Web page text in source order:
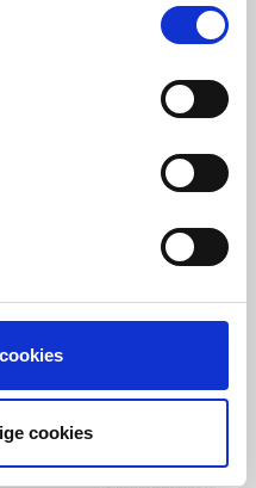
cookies
til malkekvæg
op til 60 % i forhold til